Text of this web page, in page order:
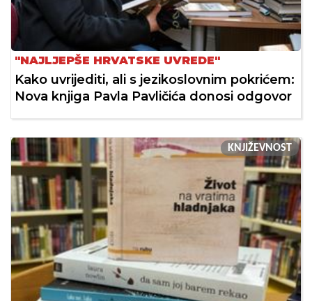
"NAJLJEPŠE HRVATSKE UVREDE"
Kako uvrijediti, ali s jezikoslovnim pokrićem:
Nova knjiga Pavla Pavličića donosi odgovor
KNJIŽEVNOST